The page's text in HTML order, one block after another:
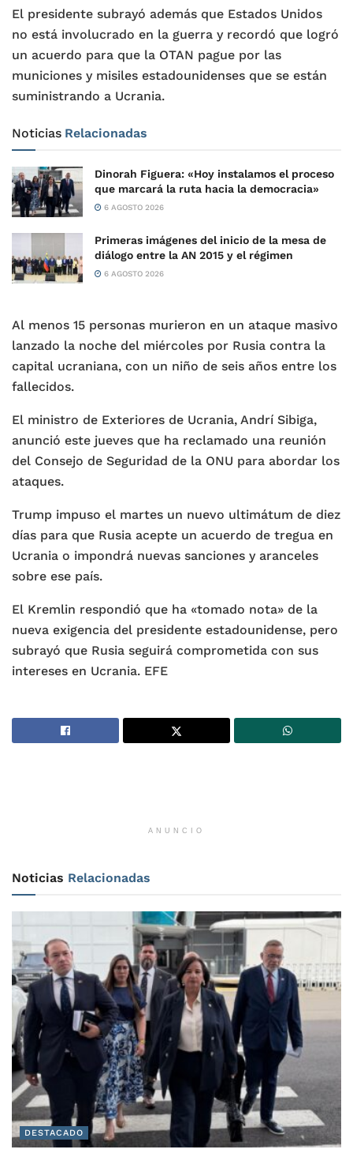
El presidente subrayó además que Estados Unidos
no está involucrado en la guerra y recordó que logró
un acuerdo para que la OTAN pague por las
municiones y misiles estadounidenses que se están
suministrando a Ucrania.
Noticias Relacionadas
Dinorah Figuera: «Hoy instalamos el proceso
que marcará la ruta hacia la democracia»
6 AGOSTO 2026
Primeras imágenes del inicio de la mesa de
diálogo entre la AN 2015 y el régimen
6 AGOSTO 2026
Al menos 15 personas murieron en un ataque masivo
lanzado la noche del miércoles por Rusia contra la
capital ucraniana, con un niño de seis años entre los
fallecidos.
El ministro de Exteriores de Ucrania, Andrí Sibiga,
anunció este jueves que ha reclamado una reunión
del Consejo de Seguridad de la ONU para abordar los
ataques.
Trump impuso el martes un nuevo ultimátum de diez
días para que Rusia acepte un acuerdo de tregua en
Ucrania o impondrá nuevas sanciones y aranceles
sobre ese país.
El Kremlin respondió que ha «tomado nota» de la
nueva exigencia del presidente estadounidense, pero
subrayó que Rusia seguirá comprometida con sus
intereses en Ucrania. EFE
ANUNCIO
Noticias Relacionadas
DESTACADO